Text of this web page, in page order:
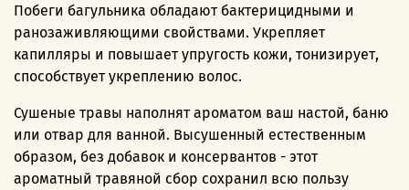
Побеги багульника обладают бактерицидными и
ранозаживляющими свойствами. Укрепляет
капилляры и повышает упругость кожи, тонизирует,
способствует укреплению волос.
Сушеные травы наполнят ароматом ваш настой, баню
или отвар для ванной. Высушенный естественным
образом, без добавок и консервантов - этот
ароматный травяной сбор сохранил всю пользу